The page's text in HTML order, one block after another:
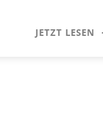
JETZT LESEN